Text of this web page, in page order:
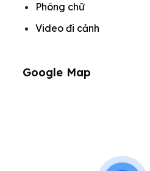
Phông chữ
Video đi cảnh
Google Map